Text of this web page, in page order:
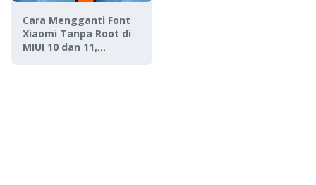
Cara Mengganti Font
Xiaomi Tanpa Root di
MIUI 10 dan 11,